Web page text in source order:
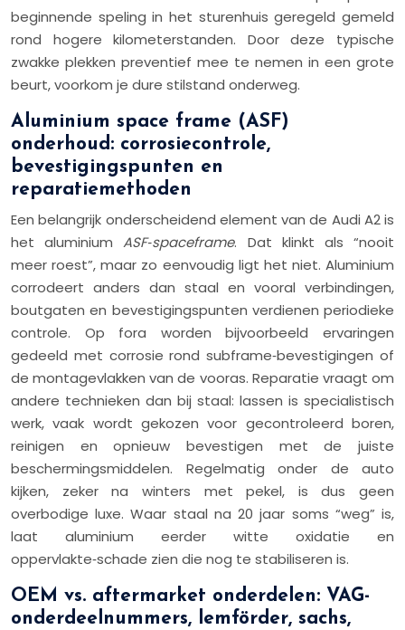
beginnende speling in het sturenhuis geregeld gemeld
rond hogere kilometerstanden. Door deze typische
zwakke plekken preventief mee te nemen in een grote
beurt, voorkom je dure stilstand onderweg.
Aluminium space frame (ASF)
onderhoud: corrosiecontrole,
bevestigingspunten en
reparatiemethoden
Een belangrijk onderscheidend element van de Audi A2 is
het aluminiumASF‑spaceframe. Dat klinkt als “nooit
meer roest”, maar zo eenvoudig ligt het niet. Aluminium
corrodeert anders dan staal en vooral verbindingen,
boutgaten en bevestigingspunten verdienen periodieke
controle. Op fora worden bijvoorbeeld ervaringen
gedeeld met corrosie rond subframe‑bevestigingen of
de montagevlakken van de vooras. Reparatie vraagt om
andere technieken dan bij staal: lassen is specialistisch
werk, vaak wordt gekozen voor gecontroleerd boren,
reinigen en opnieuw bevestigen met de juiste
beschermingsmiddelen. Regelmatig onder de auto
kijken, zeker na winters met pekel, is dus geen
overbodige luxe. Waar staal na 20 jaar soms “weg” is,
laat aluminium eerder witte oxidatie en
oppervlakte‑schade zien die nog te stabiliseren is.
OEM vs. aftermarket onderdelen: VAG-
onderdeelnummers, lemförder, sachs,